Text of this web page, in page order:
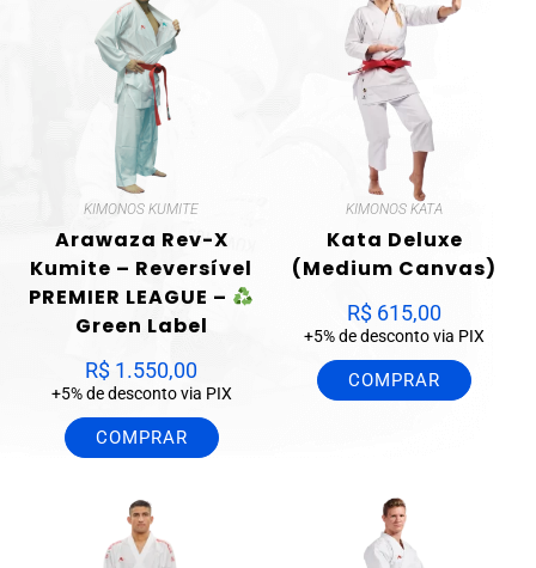
KIMONOS KUMITE
Arawaza Rev-X
Kumite – Reversível
PREMIER LEAGUE –
Green Label
R$ 1.550,00
+5% de desconto via PIX
COMPRAR
KIMONOS KATA
Kata Deluxe
(Medium Canvas)
R$ 615,00
+5% de desconto via PIX
COMPRAR